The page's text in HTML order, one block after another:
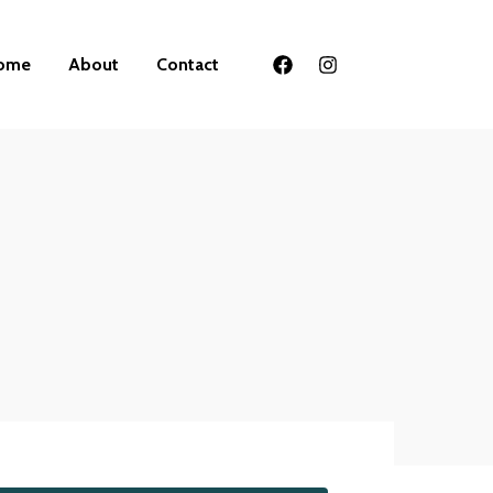
About Contact